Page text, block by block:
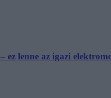
ez lenne az igazi